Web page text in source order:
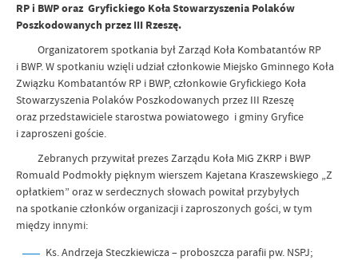
RP i BWP oraz Gryfickiego Koła Stowarzyszenia Polaków
Poszkodowanych przez III Rzeszę.
Organizatorem spotkania był Zarząd Koła Kombatantów RP
i BWP. W spotkaniu wzięli udział członkowie Miejsko Gminnego Koła
Związku Kombatantów RP i BWP, członkowie Gryfickiego Koła
Stowarzyszenia Polaków Poszkodowanych przez III Rzeszę
oraz przedstawiciele starostwa powiatowego i gminy Gryfice
i zaproszeni goście.
Zebranych przywitał prezes Zarządu Koła MiG ZKRP i BWP
Romuald Podmokły pięknym wierszem Kajetana Kraszewskiego „Z
opłatkiem” oraz w serdecznych słowach powitał przybyłych
na spotkanie członków organizacji i zaproszonych gości, w tym
między innymi:
Ks. Andrzeja Steczkiewicza – proboszcza parafii pw. NSPJ;